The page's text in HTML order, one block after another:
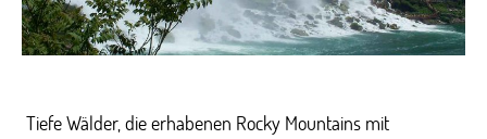
Tiefe Wälder, die erhabenen Rocky Mountains mit